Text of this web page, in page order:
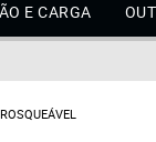
E CARGA